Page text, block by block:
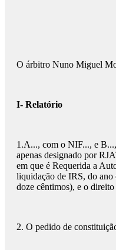
O árbitro Nuno Miguel
I- Relatório
1.A..., com o NIF..., e
apenas designado por
em que é Requerida a
liquidação de IRS, do ano
doze cêntimos), e o
2. O pedido de